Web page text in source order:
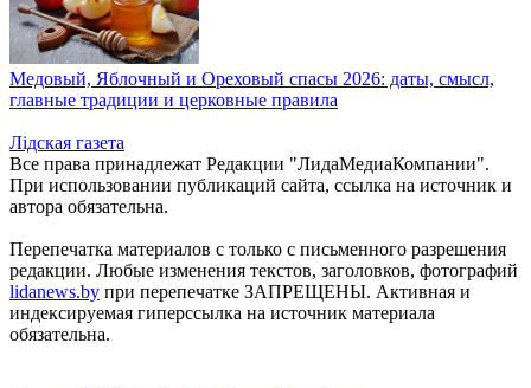
Медовый, Яблочный и Ореховый спасы 2026: даты, смысл,
главные традиции и церковные правила
Лiдская газета
Все права принадлежат Редакции "ЛидаМедиаКомпании".
При использовании публикаций сайта, ссылка на источник и
автора обязательна.
Перепечатка материалов c только с письменного разрешения
редакции. Любые изменения текстов, заголовков, фотографий
lidanews.by при перепечатке ЗАПРЕЩЕНЫ. Активная и
индексируемая гиперссылка на источник материала
обязательна.